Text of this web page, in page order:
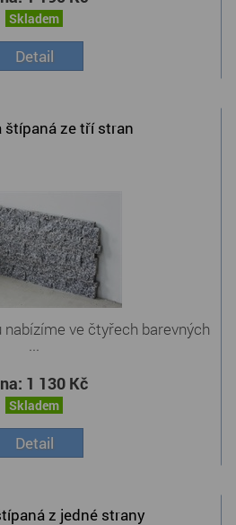
Skladem
Detail
štípaná ze tří stran
ve čtyřech barevných
...
1 130 Kč
Skladem
Detail
z jedné strany